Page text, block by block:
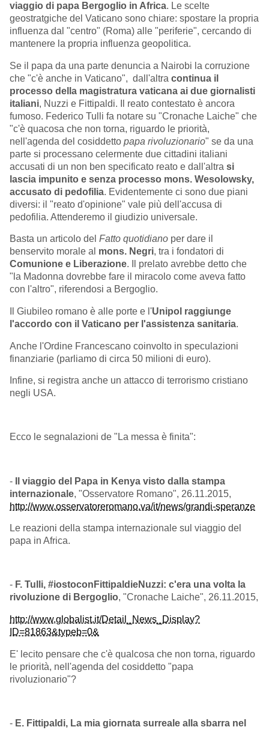
viaggio di papa Bergoglio in Africa. Le scelte
geostratgiche del Vaticano sono chiare: spostare la propria
influenza dal "centro" (Roma) alle "periferie", cercando di
mantenere la propria influenza geopolitica.
Se il papa da una parte denuncia a Nairobi la corruzione
che "c'è anche in Vaticano", dall'altra continua il
processo della magistratura vaticana ai due giornalisti
italiani, Nuzzi e Fittipaldi. Il reato contestato è ancora
fumoso. Federico Tulli fa notare su "Cronache Laiche" che
"c'è quacosa che non torna, riguardo le priorità,
nell'agenda del cosiddetto papa rivoluzionario" se da una
parte si processano celermente due cittadini italiani
accusati di un non ben specificato reato e dall'altra si
lascia impunito e senza processo mons. Wesolowsky,
accusato di pedofilia. Evidentemente ci sono due piani
diversi: il "reato d'opinione" vale più dell'accusa di
pedofilia. Attenderemo il giudizio universale.
Basta un articolo del Fatto quotidiano per dare il
benservito morale al mons. Negri, tra i fondatori di
Comunione e Liberazione. Il prelato avrebbe detto che
"la Madonna dovrebbe fare il miracolo come aveva fatto
con l'altro", riferendosi a Bergoglio.
Il Giubileo romano è alle porte e l'Unipol raggiunge
l'accordo con il Vaticano per l'assistenza sanitaria.
Anche l'Ordine Francescano coinvolto in speculazioni
finanziarie (parliamo di circa 50 milioni di euro).
Infine, si registra anche un attacco di terrorismo cristiano
negli USA.
Ecco le segnalazioni de "La messa è finita":
-
Il viaggio del Papa in Kenya visto dalla stampa
internazionale, "Osservatore Romano", 26.11.2015,
http://www.osservatoreromano.va/it/news/grandi-speranze
Le reazioni della stampa internazionale sul viaggio del
papa in Africa.
- F. Tulli, #iostoconFittipaldieNuzzi: c'era una volta la
rivoluzione di Bergoglio, "Cronache Laiche", 26.11.2015,
http://www.globalist.it/Detail_News_Display?
ID=81863&typeb=0&
E' lecito pensare che c'è qualcosa che non torna, riguardo
le priorità, nell'agenda del cosiddetto "papa
rivoluzionario"?
- E. Fittipaldi, La mia giornata surreale alla sbarra nel